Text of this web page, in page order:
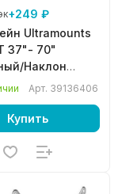
+249 ₽
Ultramounts
37"- 70"
Наклон
Арт. 39136406
Купить